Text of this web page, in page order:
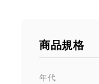
商品規格
年代